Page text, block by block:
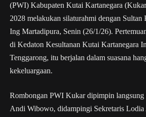
(PWI) Kabupaten Kutai Kartanegara
2028 melakukan silaturahmi dengan Sultan
Ing Martadipura, Senin (26/1/26).
di Kedaton Kesultanan Kutai Kartanegara
Tenggarong, itu berjalan dalam suasana
kekeluargaan.
Rombongan PWI Kukar dipimpin
Andi Wibowo, didampingi Sekretaris Lodia